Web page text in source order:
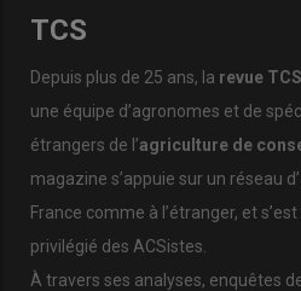
TCS
Depuis plus de 25 ans, la revue TCS
une équipe d’agronomes et de
étrangers de l’agriculture de
magazine s’appuie sur un réseau
France comme à l’étranger, et
privilégié des ACSistes.
À travers ses analyses, enquêtes